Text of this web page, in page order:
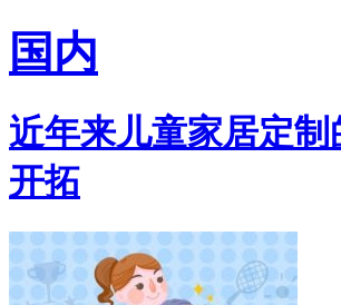
国内
近年来儿童家居定
开拓